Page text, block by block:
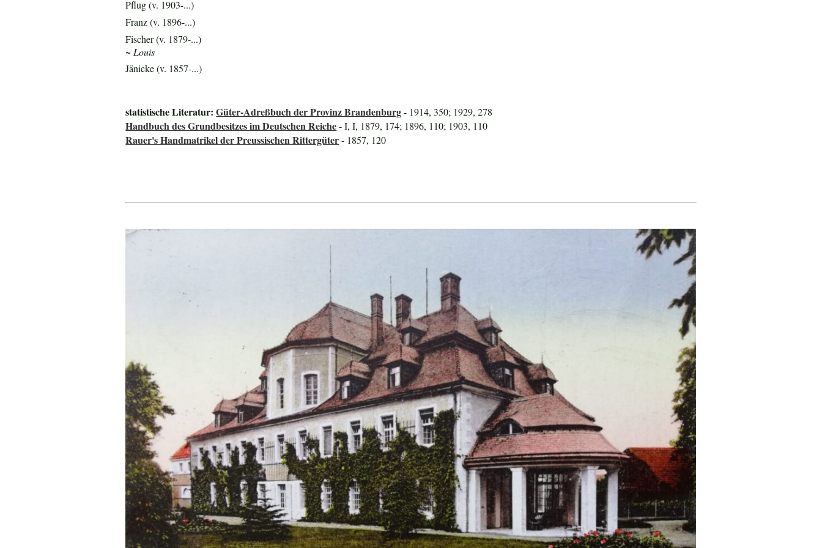
Pflug (v. 1903-...)
Franz (v. 1896-...)
Fischer (v. 1879-...)
~ Louis
Jänicke (v. 1857-...)
statistische Literatur:Güter-Adreßbuch der Provinz Brandenburg- 1914, 350; 1929, 278
Handbuch des Grundbesitzes im Deutschen Reiche- I, I, 1879, 174; 1896, 110; 1903, 110
Rauer's Handmatrikel der Preussischen Rittergüter- 1857, 120